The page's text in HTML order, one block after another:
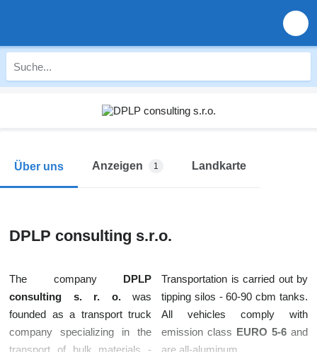
Über uns Anzeigen 1 Landkarte
DPLP consulting s.r.o.
The company DPLP
consulting s. r. o.was
founded as a transport truck
company specializing in the
transport of bulk materials -
Transportation is carried out by
tipping silos - 60-90 cbm tanks.
All vehicles comply with
emission class EURO 5-6 and
are all-aluminum.